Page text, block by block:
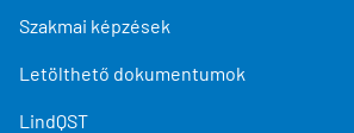
Szakmai képzések
Letölthető dokumentumok
LindQST